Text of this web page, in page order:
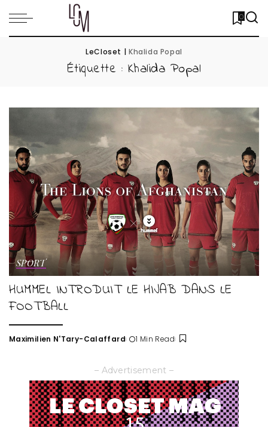
0
LeCloset | Khalida Popal
Étiquette : Khalida Popal
SPORT
HUMMEL INTRODUIT LE HIJAB DANS LE
FOOTBALL
Posted
Maximilien N'Tary-Calaffard 1 Min Read
– Advertisement –